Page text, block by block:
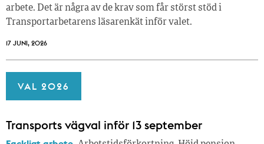
arbete. Det är några av de krav som får störst stöd i
Transportarbetarens läsar­enkät inför valet.
17 JUNI, 2026
VAL 2026
Transports vägval inför 13 september